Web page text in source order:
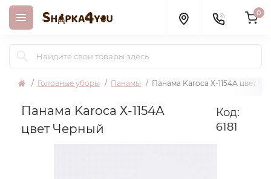
0
Головные уборы Панамы Панама Karoca Х-1154А цвет
Панама Karoca Х-1154А
цвет Черный
Код:
6181